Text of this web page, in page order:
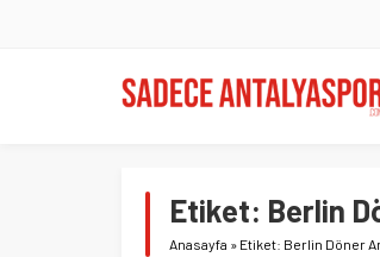
Etiket: Berlin
Anasayfa » Etiket: Berlin Döner